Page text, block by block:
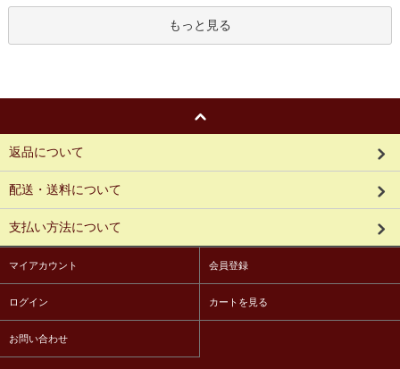
もっと見る
返品について
配送・送料について
支払い方法について
マイアカウント 会員登録
ログイン カートを見る
お問い合わせ